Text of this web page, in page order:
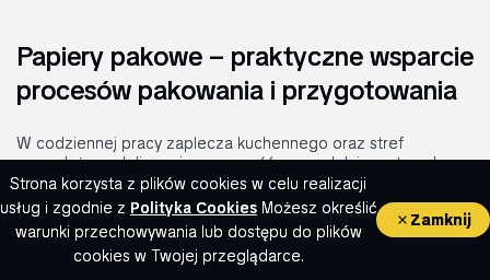
Szukaj Moje konto Ulubione
0
Papiery pakowe – praktyczne wsparcie
procesów pakowania i przygotowania
W codziennej pracy zaplecza kuchennego oraz stref
sprzedażowych liczy się sprawność, porządek i powtarzalna
jakość działań. Materiały pakoweułatwiają organizację
stanowisk, skracają czas obsługi i wspierają utrzymanie
standardów sanitarnychprzy różnorodnym asortymencie.
Właściwie dobrany papier pakowy porządkuje procesy
pakowania, zabezpiecza wyroby i zwiększa wygodę pracy
Strona korzysta z plików cookies w celu realizacji
usług i zgodnie z Polityka Cookies Możesz określić
warunki przechowywania lub dostępu do plików
cookies w Twojej przeglądarce.
Zamknij